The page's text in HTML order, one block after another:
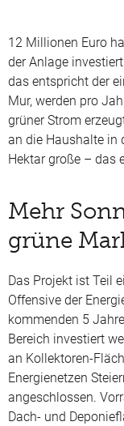
12 Millionen Euro
der Anlage
das entspricht der
Mur, werden pro
grüner Strom
an die Haushalte in
Hektar große – das
Mehr
grüne
Das Projekt ist Teil
Offensive der
kommenden 5
Bereich investiert
an Kollektoren-
Energienetzen
angeschlossen.
Dach- und